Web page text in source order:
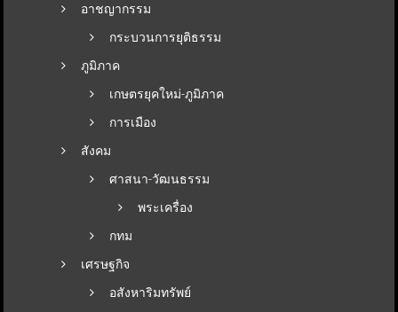
อาชญากรรม
กระบวนการยุติธรรม
ภูมิภาค
เกษตรยุคใหม่-ภูมิภาค
การเมือง
สังคม
ศาสนา-วัฒนธรรม
พระเครื่อง
กทม
เศรษฐกิจ
อสังหาริมทรัพย์